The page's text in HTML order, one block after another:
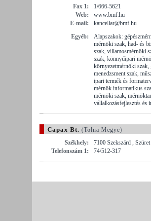
Fax 1:
1/666-5621
Web:
www.bmf.hu
E-mail:
kancellar@bmf.hu
Egyéb:
Alapszakok:
mérnöki szak, had- és
szak, villamosmérnöki
szak, könnyűipari
környezetmérnöki szak,
menedzsment szak,
ipari termék és
mérnök informatikus
mérnöki szak,
vállalkozásfejlesztés és
Capax Bt. (Tolna Megye)
Székhely:
7100 Szekszárd , Szüret
Telefonszám 1:
74/512-317